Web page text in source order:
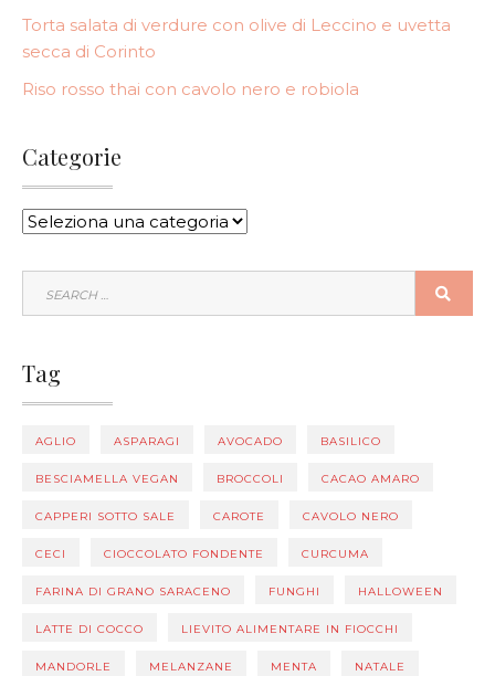
Torta salata di verdure con olive di Leccino e uvetta
secca di Corinto
Riso rosso thai con cavolo nero e robiola
Categorie
CATEGORIE
Tag
AGLIO ASPARAGI AVOCADO BASILICO
BESCIAMELLA VEGAN BROCCOLI CACAO AMARO
CAPPERI SOTTO SALE CAROTE CAVOLO NERO
CECI CIOCCOLATO FONDENTE CURCUMA
FARINA DI GRANO SARACENO FUNGHI HALLOWEEN
LATTE DI COCCO LIEVITO ALIMENTARE IN FIOCCHI
MANDORLE MELANZANE MENTA NATALE